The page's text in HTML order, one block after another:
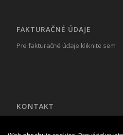
FAKTURAČNÉ ÚDAJE
Pre fakturačné údaje kliknite sem
KONTAKT
Mail:reklama@isicommerce.sk